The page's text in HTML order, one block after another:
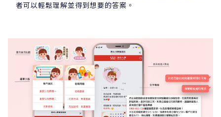
者可以輕鬆理解並得到想要的答案。